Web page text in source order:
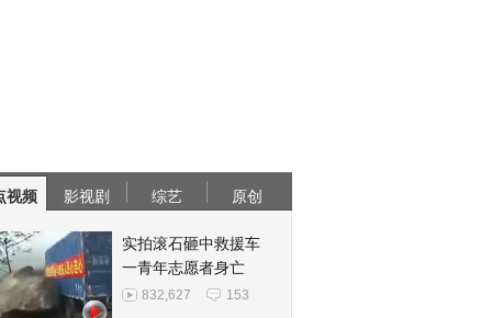
视频 影视剧 综艺 原创
实拍滚石砸中救援车
一青年志愿者身亡
832,627 153